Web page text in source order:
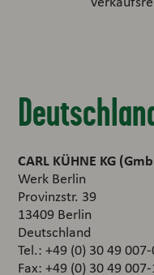
CARL KÜHNE KG
Werk Berlin
Provinzstr. 39
13409 Berlin
Deutschland
Tel.: +49 (0) 30 49
Fax: +49 (0) 30 49